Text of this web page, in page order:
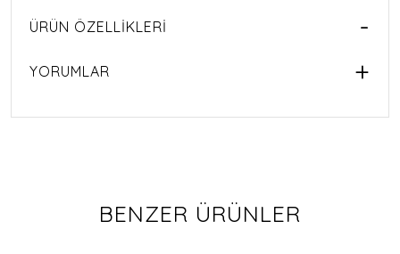
ÜRÜN ÖZELLIKLERI
YORUMLAR
BENZER ÜRÜNLER